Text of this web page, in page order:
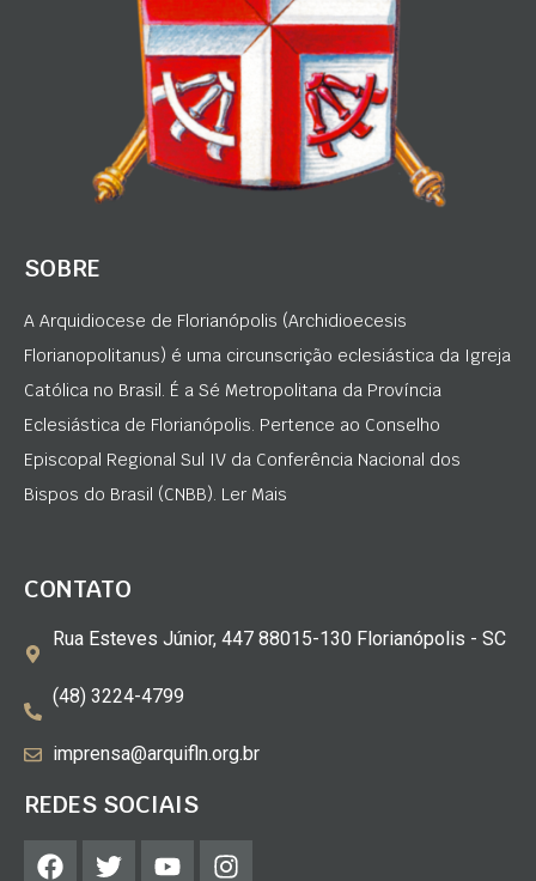
SOBRE
A Arquidiocese de Florianópolis (Archidioecesis
Florianopolitanus) é uma circunscrição eclesiástica da Igreja
Católica no Brasil. É a Sé Metropolitana da Província
Eclesiástica de Florianópolis. Pertence ao Conselho
Episcopal Regional Sul IV da Conferência Nacional dos
Bispos do Brasil (CNBB). Ler Mais
CONTATO
Rua Esteves Júnior, 447 88015-130 Florianópolis - SC
(48) 3224-4799
imprensa@arquifln.org.br
REDES SOCIAIS